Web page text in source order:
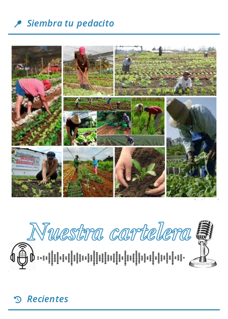
Siembra tu pedacito
Recientes